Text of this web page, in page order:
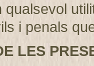
i penals
LES